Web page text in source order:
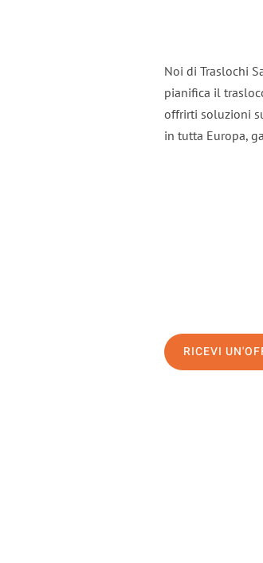
Noi di Traslochi
pianifica il
offrirti soluzioni
in tutta Europa,
RICEVI